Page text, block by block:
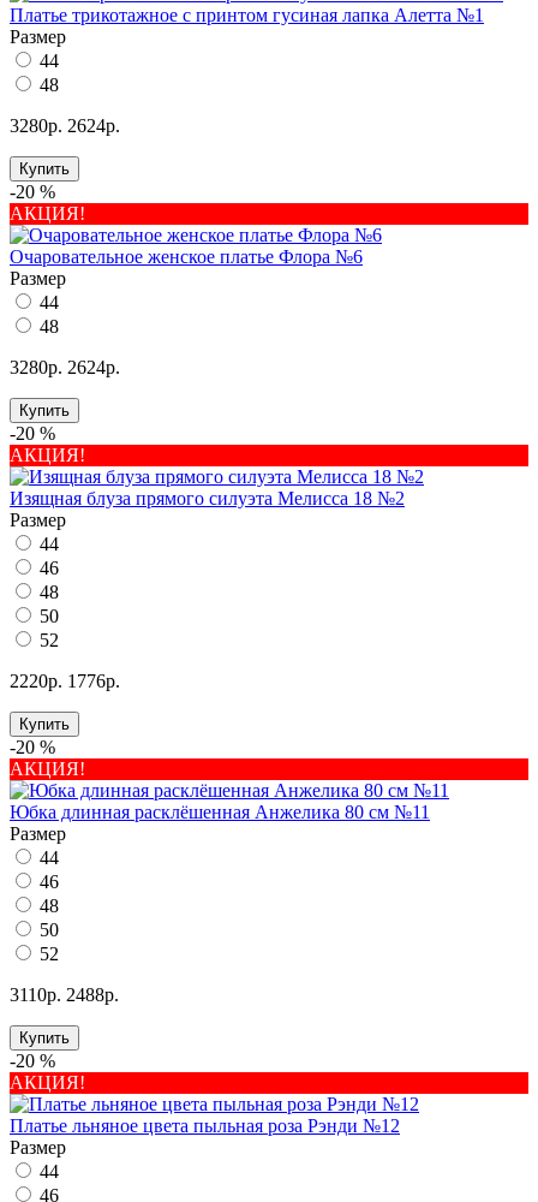
Платье трикотажное с принтом гусиная лапка Алетта №1
Размер
44
48
3280р. 2624р.
Купить
-20 %
АКЦИЯ!
Очаровательное женское платье Флора №6
Размер
44
48
3280р. 2624р.
Купить
-20 %
АКЦИЯ!
Изящная блуза прямого силуэта Мелисса 18 №2
Размер
44
46
48
50
52
2220р. 1776р.
Купить
-20 %
АКЦИЯ!
Юбка длинная расклёшенная Анжелика 80 см №11
Размер
44
46
48
50
52
3110р. 2488р.
Купить
-20 %
АКЦИЯ!
Платье льняное цвета пыльная роза Рэнди №12
Размер
44
46